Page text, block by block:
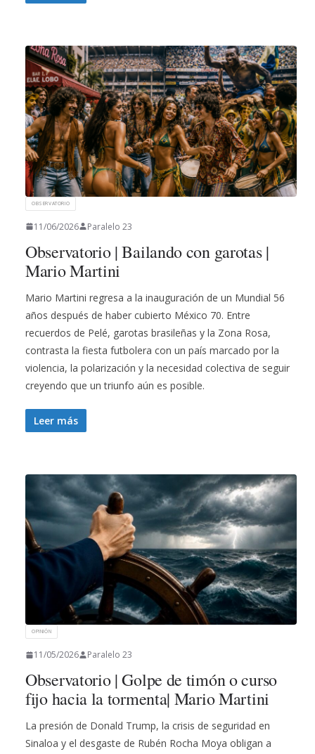
OBSERVATORIO
11/06/2026 Paralelo 23
Observatorio | Bailando con garotas |
Mario Martini
Mario Martini regresa a la inauguración de un Mundial 56
años después de haber cubierto México 70. Entre
recuerdos de Pelé, garotas brasileñas y la Zona Rosa,
contrasta la fiesta futbolera con un país marcado por la
violencia, la polarización y la necesidad colectiva de seguir
creyendo que un triunfo aún es posible.
Leer más
OPINIÓN
11/05/2026 Paralelo 23
Observatorio | Golpe de timón o curso
fijo hacia la tormenta| Mario Martini
La presión de Donald Trump, la crisis de seguridad en
Sinaloa y el desgaste de Rubén Rocha Moya obligan a